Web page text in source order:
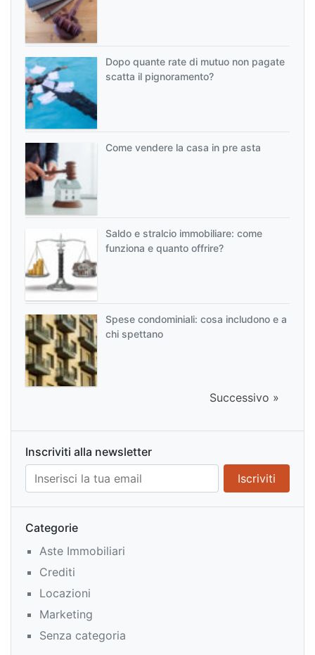
Dopo quante rate di mutuo non pagate
scatta il pignoramento?
Come vendere la casa in pre asta
Saldo e stralcio immobiliare: come
funziona e quanto offrire?
Spese condominiali: cosa includono e a
chi spettano
Successivo »
Inscriviti alla newsletter
Categorie
Aste Immobiliari
Crediti
Locazioni
Marketing
Senza categoria